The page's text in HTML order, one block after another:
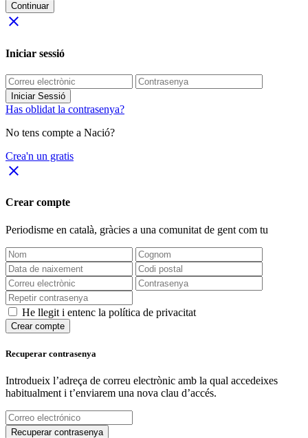
Continuar
close
Iniciar sessió
Iniciar Sessió
Has oblidat la contrasenya?
No tens compte a Nació?
Crea'n un gratis
close
Crear compte
Periodisme en català, gràcies a una comunitat de gent com tu
He llegit i entenc la política de privacitat
Crear compte
Recuperar contrasenya
Introdueix l’adreça de correu electrònic amb la qual accedeixes
habitualment i t’enviarem una nova clau d’accés.
Recuperar contrasenya